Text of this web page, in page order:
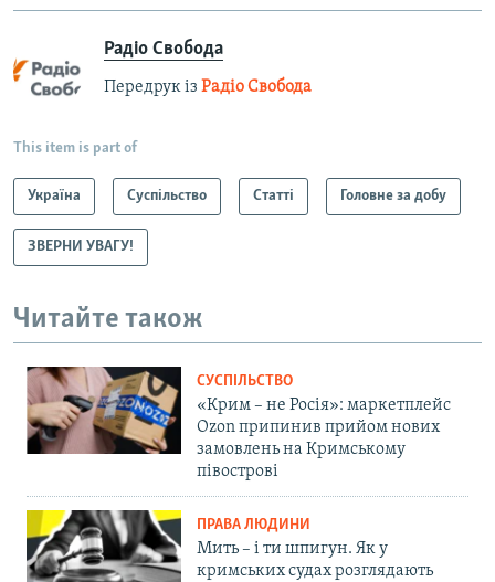
Радіо Свобода
Передрук із Радіо Свобода
This item is part of
Україна Суспільство Статті Головне за добу
ЗВЕРНИ УВАГУ!
Читайте також
СУСПІЛЬСТВО
«Крим – не Росія»: маркетплейс
Ozon припинив прийом нових
замовлень на Кримському
півострові
ПРАВА ЛЮДИНИ
Мить – і ти шпигун. Як у
кримських судах розглядають